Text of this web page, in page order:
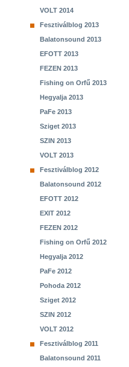
VOLT 2014
Fesztiválblog 2013
Balatonsound 2013
EFOTT 2013
FEZEN 2013
Fishing on Orfű 2013
Hegyalja 2013
PaFe 2013
Sziget 2013
SZIN 2013
VOLT 2013
Fesztiválblog 2012
Balatonsound 2012
EFOTT 2012
EXIT 2012
FEZEN 2012
Fishing on Orfű 2012
Hegyalja 2012
PaFe 2012
Pohoda 2012
Sziget 2012
SZIN 2012
VOLT 2012
Fesztiválblog 2011
Balatonsound 2011